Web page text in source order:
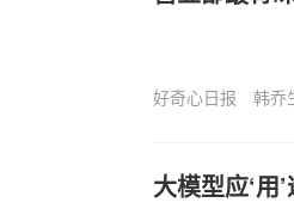
好奇心日报 韩乔
大模型应‘用